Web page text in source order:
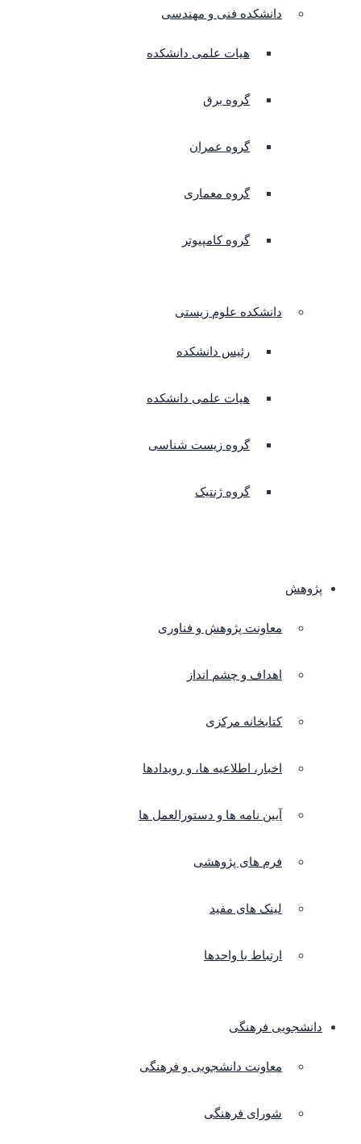
دانشکده فنی و مهندسی
هیات علمی دانشکده
گروه برق
گروه عمران
گروه معماری
گروه کامپیوتر
دانشکده علوم زیستی
رئیس دانشکده
هیات علمی دانشکده
گروه زیست شناسی
گروه ژنتیک
پژوهش
معاونت پژوهش و فناوری
اهداف و چشم انداز
کتابخانه مرکزی
اخبار، اطلاعیه ها، و رویدادها
آیین نامه ها و دستورالعمل ها
فرم های پژوهشی
لینک های مفید
ارتباط با واحدها
دانشجویی فرهنگی
معاونت دانشجویی و فرهنگی
شورای فرهنگی